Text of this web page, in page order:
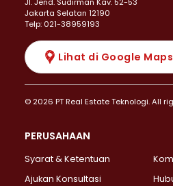
Jakarta Selatan 12190
Telp: 021-38959193
Lihat di Google Maps
© 2026 PT Real Estate Teknologi. All
PERUSAHAAN
Syarat & Ketentuan
Ajukan Konsultasi